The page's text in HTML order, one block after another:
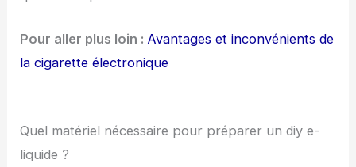
Pour aller plus loin : Avantages et inconvénients de
la cigarette électronique
Quel matériel nécessaire pour préparer un diy e-
liquide ?